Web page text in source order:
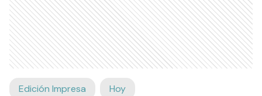
Edición Impresa Hoy